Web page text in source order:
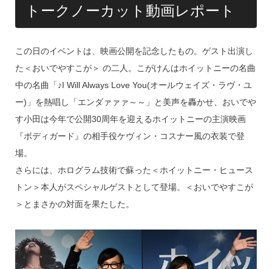
トークノーカット動画レポート
この日のイベントは、映画公開を記念したもの。ゲスト出演し
た＜おいでやすこが＞ の二人。こがけんはホイットニーの名曲
中の名曲「♪I Will Always Love You(オールウェイズ・ラヴ・ユ
ー)」を熱唱し「エンダァァァ～～」と美声を轟かせ、おいでや
す小田は今年で公開30周年を迎えるホイットニーの主演映画
『ボディガード』の相手役ケヴィン・コスナー風の衣装で登
場。
さらには、ホログラム技術で蘇った＜ホイットニー・ヒュース
トン＞本人がスペシャルゲストとして登場。＜おいでやすこが
＞とまさかの対面を果たした。